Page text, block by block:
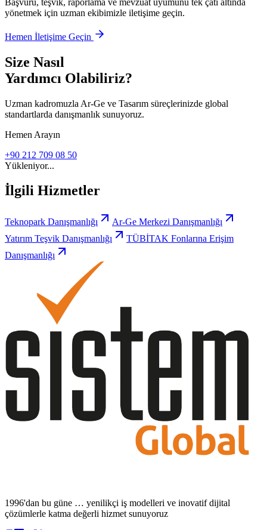
yönetmek için uzman ekibimizle iletişime geçin.
Hemen İletişime Geçin
Size Nasıl
Yardımcı Olabiliriz?
Uzman kadromuzla Ar-Ge ve Tasarım süreçlerinizde global
standartlarda danışmanlık sunuyoruz.
Hemen Arayın
+90 212 709 08 50
Yükleniyor...
İlgili Hizmetler
Teknopark Danışmanlığı
Ar-Ge Merkezi Danışmanlığı
Yatırım Teşvik Danışmanlığı
TÜBİTAK Fonlarına Erişim
Danışmanlığı
1996'dan bu güne … yenilikçi iş modelleri ve inovatif dijital
çözümlerle katma değerli hizmet sunuyoruz